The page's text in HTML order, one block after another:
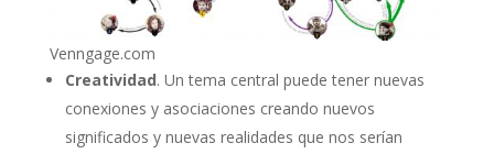
Venngage.com
Creatividad. Un tema central puede tener nuevas
conexiones y asociaciones creando nuevos
significados y nuevas realidades que nos serían